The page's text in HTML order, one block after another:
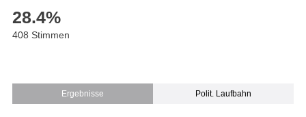
28.4%
408 Stimmen
Ergebnisse Polit. Laufbahn